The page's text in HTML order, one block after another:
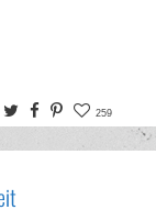
TwitterFacebook
Pinterest
259